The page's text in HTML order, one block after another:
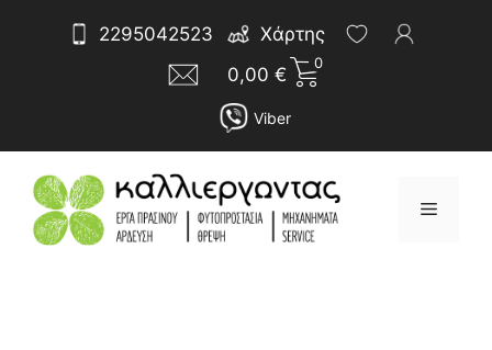
2295042523
Χάρτης
0,00 €
0
Viber
Μενού